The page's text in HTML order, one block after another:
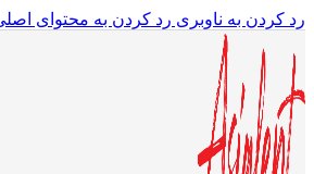
رد کردن به ناوبری رد کردن به محتوای